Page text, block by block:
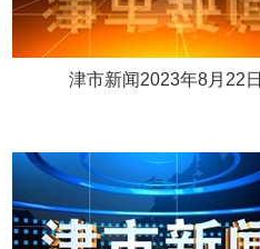
津市新闻2023年8月22日